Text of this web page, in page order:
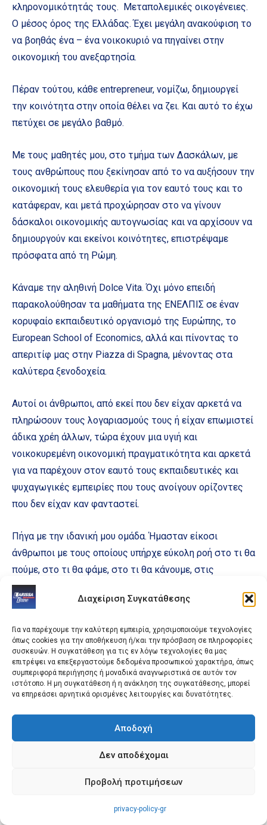
Διαχείριση Συγκατάθεσης
Για να παρέχουμε την καλύτερη εμπειρία, χρησιμοποιούμε τεχνολογίες
όπως cookies για την αποθήκευση ή/και την πρόσβαση σε πληροφορίες
συσκευών. Η συγκατάθεση για τις εν λόγω τεχνολογίες θα μας
επιτρέψει να επεξεργαστούμε δεδομένα προσωπικού χαρακτήρα, όπως
συμπεριφορά περιήγησης ή μοναδικά αναγνωριστικά σε αυτόν τον
ιστότοπο. Η μη συγκατάθεση ή η ανάκληση της συγκατάθεσης, μπορεί
να επηρεάσει αρνητικά ορισμένες λειτουργίες και δυνατότητες.
Αποδοχή
Δεν αποδέχομαι
Προβολή προτιμήσεων
privacy-policy-gr
κληρονομικότητάς τους. Μεταπολεμικές οικογένειες.
Ο μέσος όρος της Ελλάδας. Έχει μεγάλη ανακούφιση το
να βοηθάς ένα – ένα νοικοκυριό να πηγαίνει στην
οικονομική του ανεξαρτησία.
Πέραν τούτου, κάθε entrepreneur, νομίζω, δημιουργεί
την κοινότητα στην οποία θέλει να ζει. Και αυτό το έχω
πετύχει σε μεγάλο βαθμό.
Με τους μαθητές μου, στο τμήμα των Δασκάλων, με
τους ανθρώπους που ξεκίνησαν από το να αυξήσουν την
οικονομική τους ελευθερία για τον εαυτό τους και το
κατάφεραν, και μετά προχώρησαν στο να γίνουν
δάσκαλοι οικονομικής αυτογνωσίας και να αρχίσουν να
δημιουργούν και εκείνοι κοινότητες, επιστρέψαμε
πρόσφατα από τη Ρώμη.
Κάναμε την αληθινή Dolce Vita. Όχι μόνο επειδή
παρακολούθησαν τα μαθήματα της ΕΝΕΛΠΙΣ σε έναν
κορυφαίο εκπαιδευτικό οργανισμό της Ευρώπης, το
European School of Economics, αλλά και πίνοντας το
απεριτίφ μας στην Piazza di Spagna, μένοντας στα
καλύτερα ξενοδοχεία.
Αυτοί οι άνθρωποι, από εκεί που δεν είχαν αρκετά να
πληρώσουν τους λογαριασμούς τους ή είχαν επωμιστεί
άδικα χρέη άλλων, τώρα έχουν μια υγιή και
νοικοκυρεμένη οικονομική πραγματικότητα και αρκετά
για να παρέχουν στον εαυτό τους εκπαιδευτικές και
ψυχαγωγικές εμπειρίες που τους ανοίγουν ορίζοντες
που δεν είχαν καν φανταστεί.
Πήγα με την ιδανική μου ομάδα. Ήμασταν είκοσι
άνθρωποι με τους οποίους υπήρχε εύκολη ροή στο τι θα
πούμε, στο τι θα φάμε, στο τι θα κάνουμε, στις
κουβέντες, στην αισιοδοξία και την πρακτικότητα
ταυτόχρονα για τα μελλοντικά σχέδια.
Για μένα, ευημερία δεν είναι η κόκκινη Λαμποργκίνι και
δεν σκοπεύω να αποκτήσω ποτέ. Ευημερία είναι το να
ζω σε τέτοια περιβάλλοντα. Με την ΕΝΕΛΠΙΣ πρακτικά
φτιάχνω την κοινωνία στην οποία μου αρέσει να ζω.